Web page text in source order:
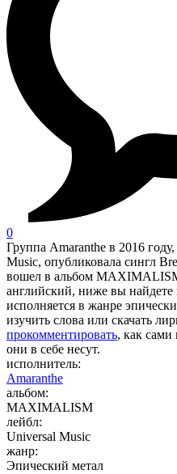
0
Группа Amaranthe в 2016
Music, опубликовала сингл
вошел в альбом
английский, ниже вы найдете
исполняется в жанре
изучить слова или скачать
прокомментировать, как
они в себе несут.
исполнитель:
Amaranthe
альбом:
MAXIMALISM
лейбл:
Universal Music
жанр:
Эпический метал